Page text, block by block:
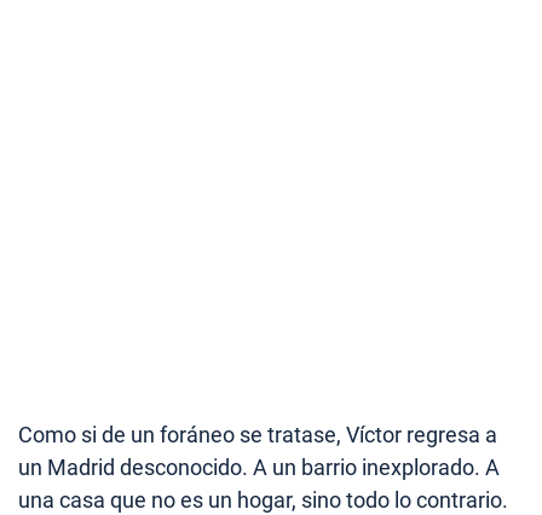
Como si de un foráneo se tratase, Víctor regresa a
un Madrid desconocido. A un barrio inexplorado. A
una casa que no es un hogar, sino todo lo contrario.